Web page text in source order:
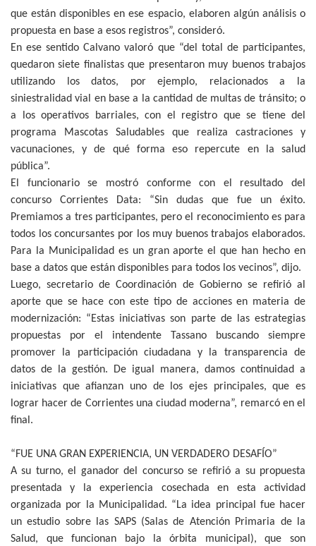
que están disponibles en ese espacio, elaboren algún análisis o
propuesta en base a esos registros”, consideró.
En ese sentido Calvano valoró que “del total de participantes,
quedaron siete finalistas que presentaron muy buenos trabajos
utilizando los datos, por ejemplo, relacionados a la
siniestralidad vial en base a la cantidad de multas de tránsito; o
a los operativos barriales, con el registro que se tiene del
programa Mascotas Saludables que realiza castraciones y
vacunaciones, y de qué forma eso repercute en la salud
pública”.
El funcionario se mostró conforme con el resultado del
concurso Corrientes Data: “Sin dudas que fue un éxito.
Premiamos a tres participantes, pero el reconocimiento es para
todos los concursantes por los muy buenos trabajos elaborados.
Para la Municipalidad es un gran aporte el que han hecho en
base a datos que están disponibles para todos los vecinos”, dijo.
Luego, secretario de Coordinación de Gobierno se refirió al
aporte que se hace con este tipo de acciones en materia de
modernización: “Estas iniciativas son parte de las estrategias
propuestas por el intendente Tassano buscando siempre
promover la participación ciudadana y la transparencia de
datos de la gestión. De igual manera, damos continuidad a
iniciativas que afianzan uno de los ejes principales, que es
lograr hacer de Corrientes una ciudad moderna”, remarcó en el
final.
“FUE UNA GRAN EXPERIENCIA, UN VERDADERO DESAFÍO”
A su turno, el ganador del concurso se refirió a su propuesta
presentada y la experiencia cosechada en esta actividad
organizada por la Municipalidad. “La idea principal fue hacer
un estudio sobre las SAPS (Salas de Atención Primaria de la
Salud, que funcionan bajo la órbita municipal), que son